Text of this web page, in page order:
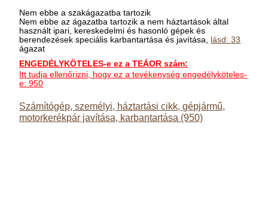
Nem ebbe a szakágazatba tartozik
Nem ebbe az ágazatba tartozik a nem háztartások által
használt ipari, kereskedelmi és hasonló gépek és
berendezések speciális karbantartása és javítása, lásd: 33
ágazat
ENGEDÉLYKÖTELES-e ez a TEÁOR szám:
Itt tudja ellenőrizni, hogy ez a tevékenység engedélyköteles-
e: 950
Számítógép, személyi, háztartási cikk, gépjármű,
motorkerékpár javítása, karbantartása (950)